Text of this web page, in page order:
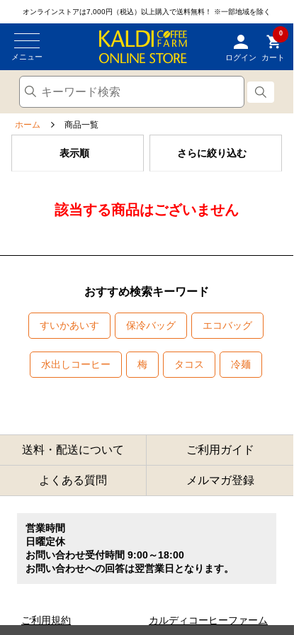
オンラインストアは7,000円（税込）以上購入で送料無料！ ※一部地域を除く
メニュー ログイン
0
カート
ホーム 商品一覧
表示順 さらに絞り込む
該当する商品はございません
おすすめ検索キーワード
すいかあいす 保冷バッグ エコバッグ
水出しコーヒー 梅 タコス 冷麺
送料・配送について ご利用ガイド
よくある質問 メルマガ登録
営業時間
日曜定休
お問い合わせ受付時間 9:00～18:00
お問い合わせへの回答は翌営業日となります。
ご利用規約 カルディコーヒーファーム